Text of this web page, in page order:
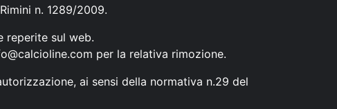
n. 1289/2009.
reperite sul web.
per la relativa rimozione.
ai sensi della normativa n.29 del